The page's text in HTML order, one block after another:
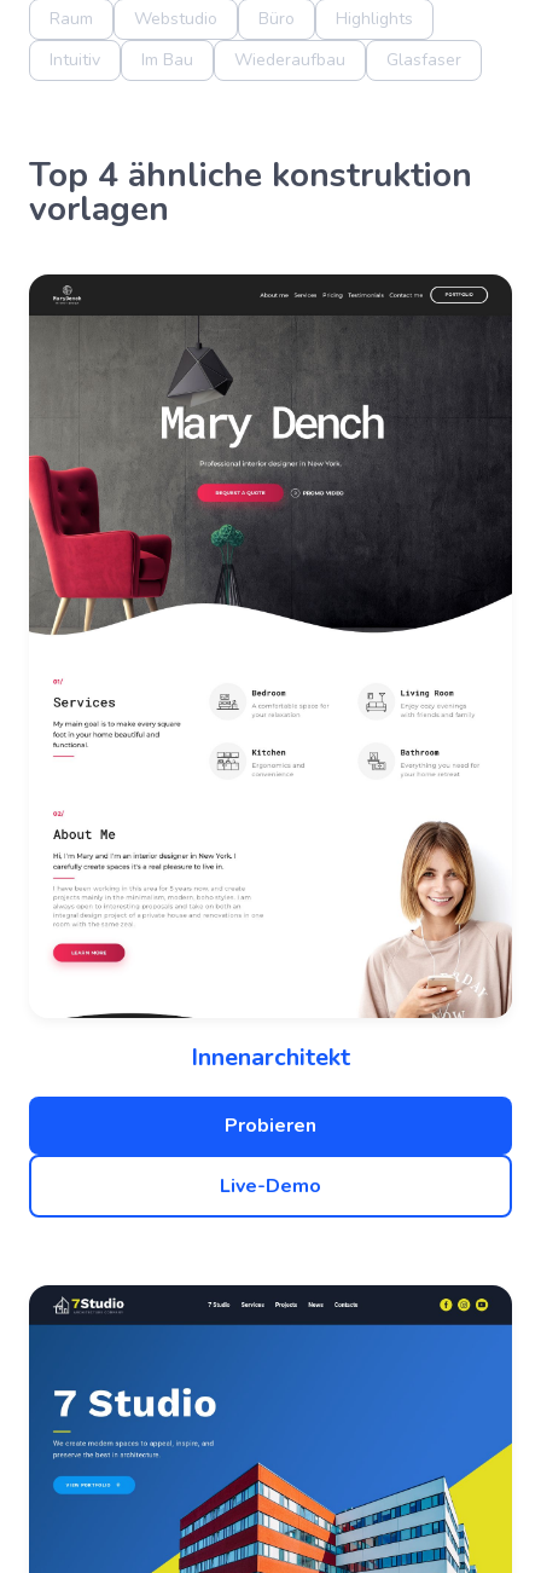
Raum Webstudio Büro
Highlights
Intuitiv
Im Bau Wiederaufbau Glasfaser
Top 4 ähnliche konstruktion
vorlagen
Innenarchitekt
Probieren
Live-Demo